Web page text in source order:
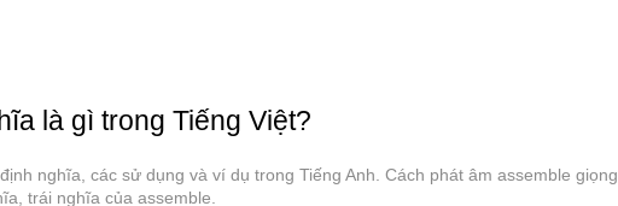
là gì trong Tiếng Việt?
nghĩa, các sử dụng và ví dụ trong Tiếng Anh. Cách phát âm assemble giọng
trái nghĩa của assemble.